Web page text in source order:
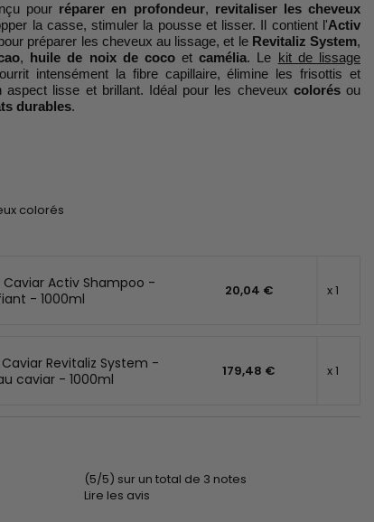
pour réparer en profondeur, revitaliser les cheveux
la casse, stimuler la pousse et lisser. Il contient l'Activ
préparer les cheveux au lissage, et le Revitaliz System,
, huile de noix de cocoetcamélia. Le kit de lissage
intensément la fibre capillaire, élimine les frisottis et
lisse et brillant. Idéal pour les cheveux colorésou
durables.
colorés
Activ Shampoo -
- 1000ml
20,04 € x 1
Revitaliz System -
caviar - 1000ml
179,48 € x 1
(5/5) sur un total de 3 notes
Lire les avis